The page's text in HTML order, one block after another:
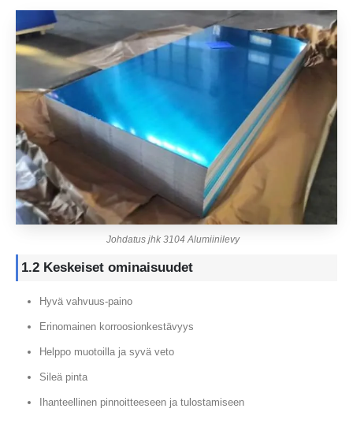
Johdatus jhk 3104 Alumiinilevy
1.2 Keskeiset ominaisuudet
Hyvä vahvuus-paino
Erinomainen korroosionkestävyys
Helppo muotoilla ja syvä veto
Sileä pinta
Ihanteellinen pinnoitteeseen ja tulostamiseen